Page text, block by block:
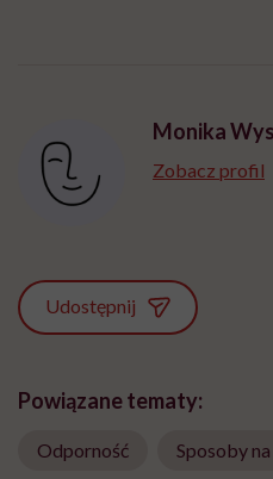
Monika
Zobacz profil
Udostępnij
Powiązane tematy:
Odporność Sposoby